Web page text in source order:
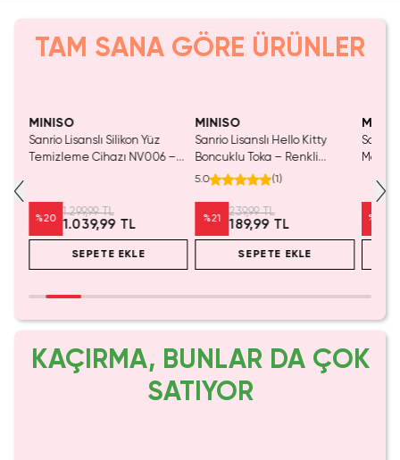
TAM SANA GÖRE ÜRÜNLER
MINISO
Sanrio Lisanslı Silikon Yüz
Temizleme Cihazı NV006 –
%20
1.299,99 TL
1.039,99 TL
SEPETE EKLE
MINISO
Sanrio Lisanslı Hello Kitty
Boncuklu Toka – Renkli
Karakter Tasarım 11 Cm
5.0 (1)
%21
239,99 TL
189,99 TL
SEPETE EKLE
Sanrio
Mat
%
KAÇIRMA, BUNLAR DA ÇOK
SATIYOR